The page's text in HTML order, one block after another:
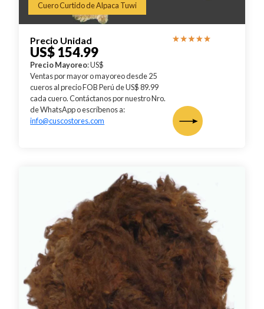
Cuero Curtido de Alpaca Tuwi
Precio Unidad
US$ 154.99
Precio Mayoreo: US$
Ventas por mayor o mayoreo desde 25
cueros al precio FOB Perú de US$ 89.99
cada cuero. Contáctanos por nuestro Nro.
de WhatsApp o escríbenos a:
info@cuscostores.com